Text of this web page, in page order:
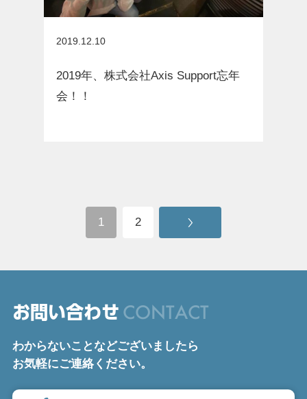
2019.12.10
2019年、株式会社Axis Support忘年
会！！
1 2
お問い合わせ CONTACT
わからないことなどございましたら
お気軽にご連絡ください。